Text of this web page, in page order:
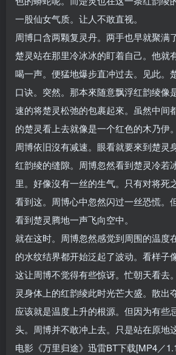
一股仙女气质。让人不敢直视。
周博口含两颗复灵丹。两手也早就聚满
楚灵站在那里冷冰冰的盯着自己。他就
喝一声。便猛地爆步直冲过去。见此。
口诀。突然。那本來随意飘浮红韵绫像
速的将楚灵松弛的包裹起來。虽然中间
的楚灵看上去就像是一个红色的木乃伊
周博依旧沒有减速。眼看就要來到楚灵
红韵绫的缝隙。周博忽然看到楚灵冷若
里。好像沒有一丝的生气。只有对将死
看到这。周博心中忽然闪过一丝恐慌。
看到楚灵腾地一声飞向空中。
就在这时。周博忽然感觉到周围的温度
的水纹结界都开始泛起了波动。看样子
这让周博不觉得有些惊讶。忙朝天看去
灵身体上的红韵绫此时光芒大盛。散出
应该就是温度上升的根源。但因为有些
头。周博并不敢冲上去。只是站在原地
电影《万里归途》迅雷BT下载[MP4／